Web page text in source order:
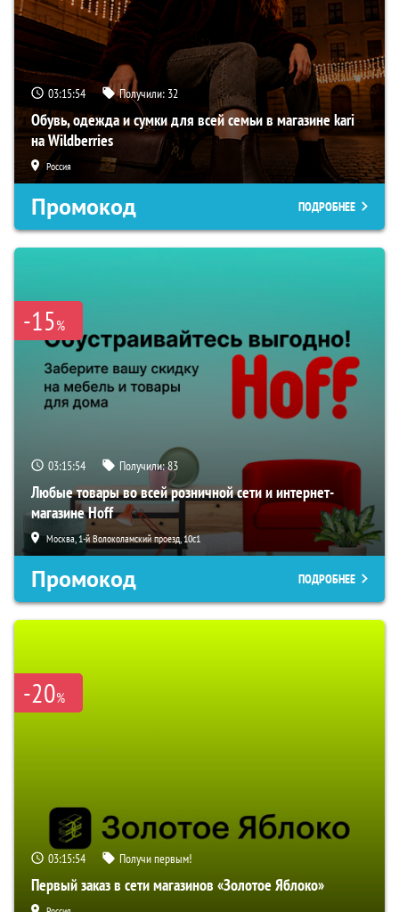
03:15:53 Получили: 32
Обувь, одежда и сумки для всей семьи в магазине kari
на Wildberries
Россия
Промокод ПОДРОБНЕЕ
-15%
03:15:53 Получили:83
Любые товары во всей розничной сети и интернет-
магазине Hoff
Москва, 1-й Волоколамский проезд, 10с1
Промокод ПОДРОБНЕЕ
-20%
03:15:53 Получи первым!
Первый заказ в сети магазинов «Золотое Яблоко»